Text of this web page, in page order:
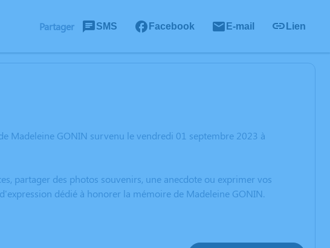
Partager SMS Facebook E-mail Lien
Madeleine GONIN survenu le vendredi 01 septembre 2023 à
partager des photos souvenirs, une anecdote ou exprimer vos
dédié à honorer la mémoire de Madeleine GONIN.